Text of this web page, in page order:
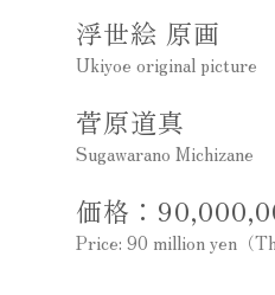
浮世絵 原画
Ukiyoe original picture
菅原道真
Sugawarano Michizane
価格：
Price: 90 million yen（